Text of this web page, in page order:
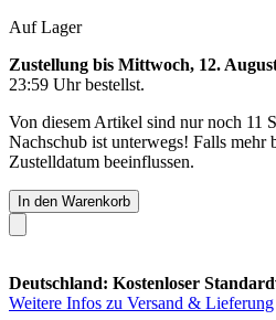
Auf Lager
Zustellung bis Mittwoch, 12.
23:59 Uhrbestellst.
Von diesem Artikel sind nur noch 11
Nachschub ist unterwegs! Falls mehr
Zustelldatum beeinflussen.
In den Warenkorb
Deutschland: Kostenloser
Weitere Infos zu Versand & Lieferung